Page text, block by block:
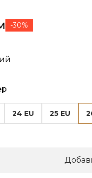
-30%
24 EU 25 EU